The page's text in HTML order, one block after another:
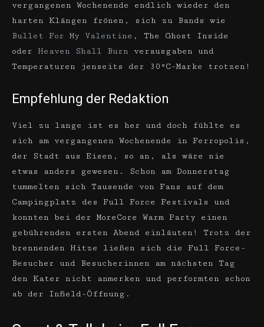
vergangenen Wochenende endlich wieder den
harten Klängen frönen, sich zu Bands wie
Bullet For My Valentine , The Ghost Inside
oder Heaven Shall Burn verausgaben und
Temperaturen jenseits der 30°C-Marke trotzen!
Empfehlung der Redaktion
Viel zu lange ist es her und doch fühlte es
sich am vergangenen Wochenende in Ferropolis,
der Stadt aus Eisen, so an, als wäre nie
etwas anders gewesen. Schon am Donnerstag
tummelten sich Tausende von Fans auf dem
Campingplatz des Full Force Festivals und
konnten bei der MoreCore Warm Party einen
gebührenden ersten Abend einläuten! Trotz der
brennenden Hitze ließen sich die Full Force-
Besucher und Besucherinnen am nächsten Tag
den Kater nicht anmerken und performten schon
ab der Infield-Öffnung.